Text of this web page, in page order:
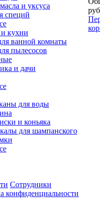
и уксуса
специй
кухни
ванной комнаты
пылесосов
и дачи
для воды
и коньяка
для шампанского
Сотрудники
конфиденциальности